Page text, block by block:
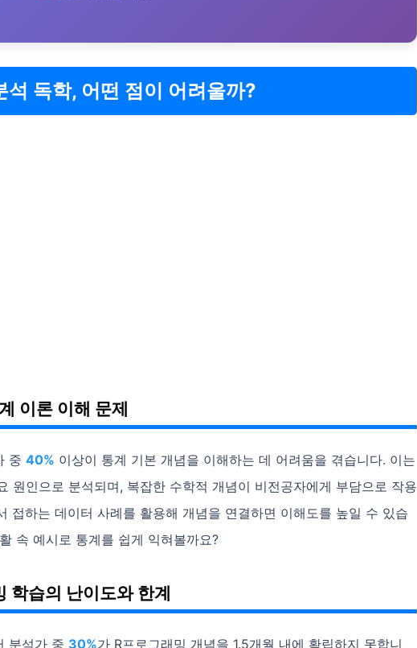
석 독학, 어떤 점이 어려울까?
이론 이해 문제
중 40% 이상이 통계 기본 개념을 이해하는 데 어려움을 겪습니다. 이는
원인으로 분석되며, 복잡한 수학적 개념이 비전공자에게 부담으로 작용
접하는 데이터 사례를 활용해 개념을 연결하면 이해도를 높일 수 있습
속 예시로 통계를 쉽게 익혀볼까요?
학습의 난이도와 한계
분석가 중 30%가 R프로그래밍 개념을 1.5개월 내에 확립하지 못합니